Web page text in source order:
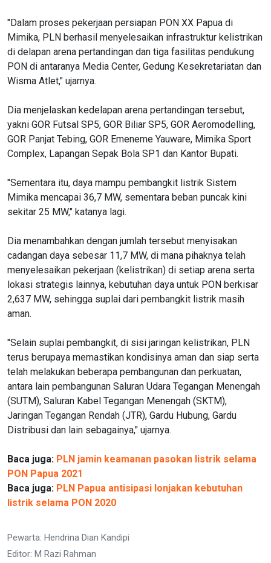
"Dalam proses pekerjaan persiapan PON XX Papua di
Mimika, PLN berhasil menyelesaikan infrastruktur kelistrikan
di delapan arena pertandingan dan tiga fasilitas pendukung
PON di antaranya Media Center, Gedung Kesekretariatan dan
Wisma Atlet," ujarnya.
Dia menjelaskan kedelapan arena pertandingan tersebut,
yakni GOR Futsal SP5, GOR Biliar SP5, GOR Aeromodelling,
GOR Panjat Tebing, GOR Emeneme Yauware, Mimika Sport
Complex, Lapangan Sepak Bola SP1 dan Kantor Bupati.
"Sementara itu, daya mampu pembangkit listrik Sistem
Mimika mencapai 36,7 MW, sementara beban puncak kini
sekitar 25 MW," katanya lagi.
Dia menambahkan dengan jumlah tersebut menyisakan
cadangan daya sebesar 11,7 MW, di mana pihaknya telah
menyelesaikan pekerjaan (kelistrikan) di setiap arena serta
lokasi strategis lainnya, kebutuhan daya untuk PON berkisar
2,637 MW, sehingga suplai dari pembangkit listrik masih
aman.
"Selain suplai pembangkit, di sisi jaringan kelistrikan, PLN
terus berupaya memastikan kondisinya aman dan siap serta
telah melakukan beberapa pembangunan dan perkuatan,
antara lain pembangunan Saluran Udara Tegangan Menengah
(SUTM), Saluran Kabel Tegangan Menengah (SKTM),
Jaringan Tegangan Rendah (JTR), Gardu Hubung, Gardu
Distribusi dan lain sebagainya," ujarnya.
Baca juga: PLN jamin keamanan pasokan listrik selama
PON Papua 2021
Baca juga: PLN Papua antisipasi lonjakan kebutuhan
listrik selama PON 2020
Pewarta: Hendrina Dian Kandipi
Editor: M Razi Rahman